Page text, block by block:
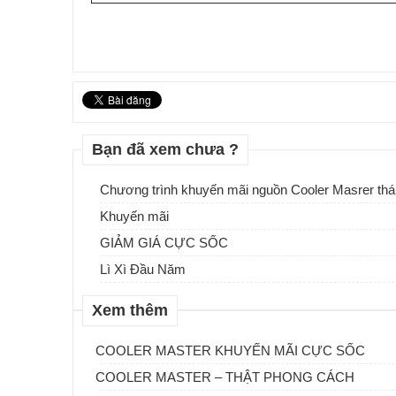
Bạn đã xem chưa ?
Chương trình khuyến mãi nguồn Cooler Masrer
Khuyến mãi
GIẢM GIÁ CỰC SỐC
Lì Xì Đầu Năm
Xem thêm
COOLER MASTER KHUYẾN MÃI CỰC SỐC
COOLER MASTER – THẬT PHONG CÁCH